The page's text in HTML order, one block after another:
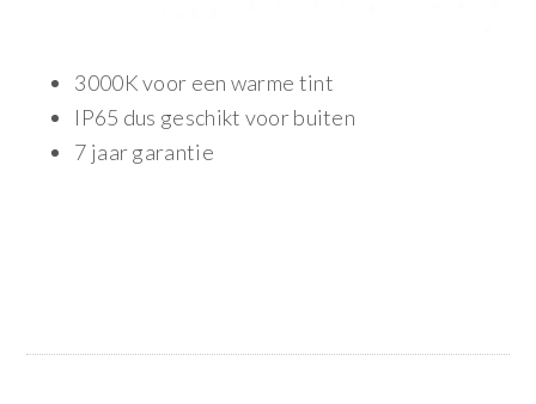
3000K voor een warme tint
IP65 dus geschikt voor buiten
7 jaar garantie